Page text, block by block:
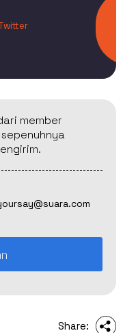
Twitter
member
Share: